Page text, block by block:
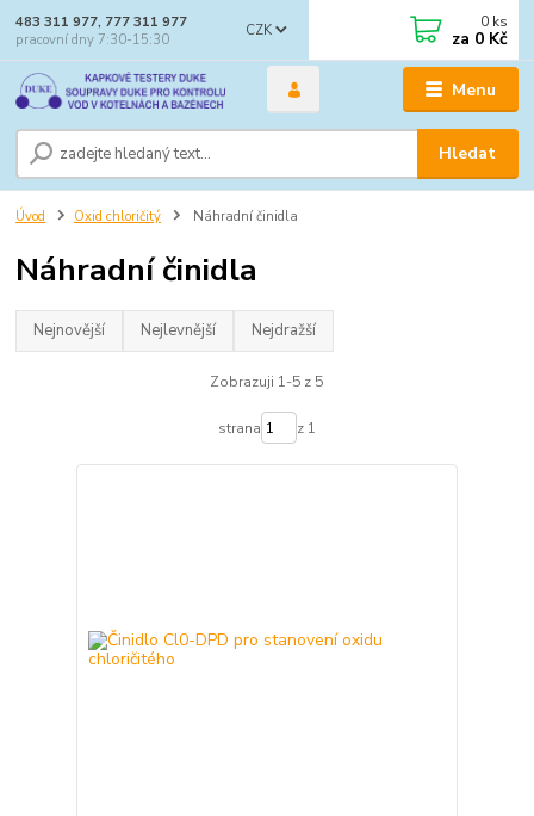
Menu
CZK
Hledat
483 311 977, 777 311 977
pracovní dny 7:30-15:30
0 ks
za 0 Kč
Úvod Oxid chloričitý Náhradní činidla
Náhradní činidla
Nejnovější Nejlevnější Nejdražší
Zobrazuji 1-5 z 5
strana z 1